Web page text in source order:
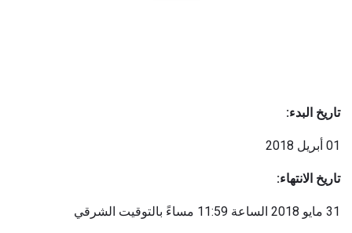
تاريخ البدء:
01 أبريل 2018
تاريخ الانتهاء:
31 مايو 2018 الساعة 11:59 مساءً بالتوقيت الشرقي